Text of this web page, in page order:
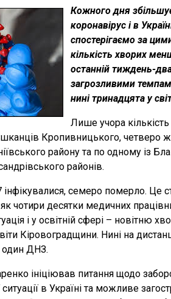
Кожного дня
коронавірус і в
спостерігаємо за
кількість хворих
останній тиждень-
загрозливими
нині тринадцята у
Лише учора
Кропивницького, четверо
району та по одному із
районів.
інфікувалися, семеро померло. Це
чотири десятки медичних
і у освітній сфері – новітню
Кіровоградщини. Нині на
один ДНЗ.
ініціював питання щодо
в Україні та можливе